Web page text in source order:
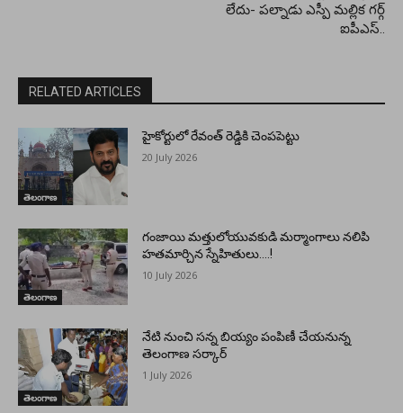
లేదు- పల్నాడు ఎస్పీ మల్లిక గర్గ్
ఐపీఎస్..
RELATED ARTICLES
తెలంగాణ
హైకోర్టులో రేవంత్ రెడ్డికి చెంపపెట్టు
20 July 2026
తెలంగాణ
గంజాయి మత్తులోయువకుడి మర్మాంగాలు నలిపి
హతమార్చిన స్నేహితులు….!
10 July 2026
తెలంగాణ
నేటి నుంచి సన్న బియ్యం పంపిణీ చేయనున్న
తెలంగాణ సర్కార్
1 July 2026